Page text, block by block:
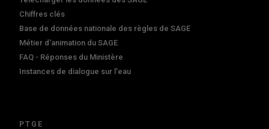
Chiffres clés
Base de données nationale des règles de SAGE
Métier d'animation du SAGE
FAQ - Réponses du Ministère
Instances de dialogue sur l'eau
PTGE